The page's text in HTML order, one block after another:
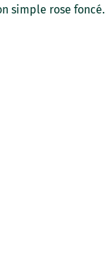
simple rose foncé.